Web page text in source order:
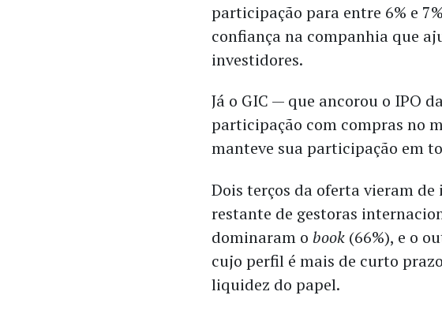
participação para entre 6% e
confiança na companhia que
investidores.
Já o GIC — que ancorou o IPO
participação com compras no
manteve sua participação em
Dois terços da oferta vieram
restante de gestoras
dominaram obook (66%), e o
cujo perfil é mais de curto
liquidez do papel.